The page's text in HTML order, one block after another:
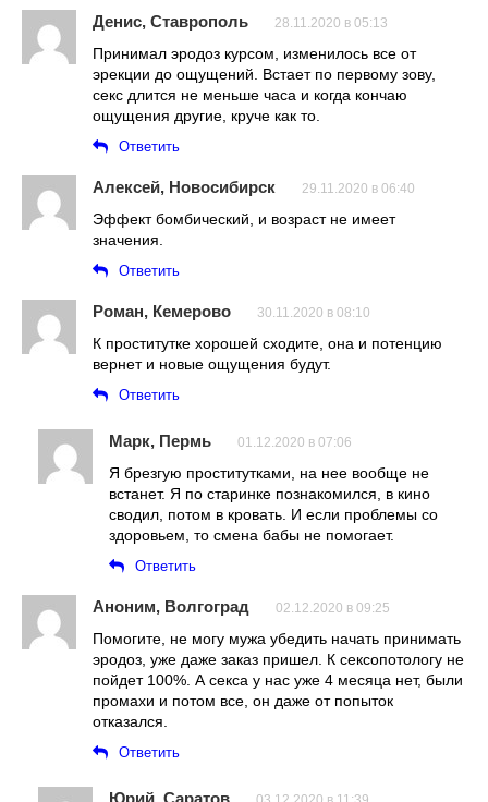
Денис, Ставрополь 28.11.2020 в 05:13
Принимал эродоз курсом, изменилось все от
эрекции до ощущений. Встает по первому зову,
секс длится не меньше часа и когда кончаю
ощущения другие, круче как то.
Ответить
Алексей, Новосибирск 29.11.2020 в 06:40
Эффект бомбический, и возраст не имеет
значения.
Ответить
Роман, Кемерово 30.11.2020 в 08:10
К проститутке хорошей сходите, она и потенцию
вернет и новые ощущения будут.
Ответить
Марк, Пермь 01.12.2020 в 07:06
Я брезгую проститутками, на нее вообще не
встанет. Я по старинке познакомился, в кино
сводил, потом в кровать. И если проблемы со
здоровьем, то смена бабы не помогает.
Ответить
Аноним, Волгоград 02.12.2020 в 09:25
Помогите, не могу мужа убедить начать принимать
эродоз, уже даже заказ пришел. К сексопотологу не
пойдет 100%. А секса у нас уже 4 месяца нет, были
промахи и потом все, он даже от попыток
отказался.
Ответить
Юрий, Саратов